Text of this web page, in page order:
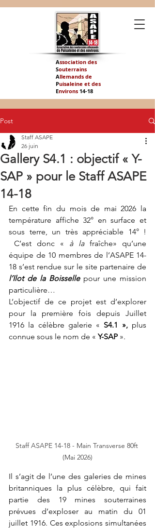
Association des
Souterrains
Allemands de
Puisaleine et des
Environs 14-18
Post
Gallery S4.1 : objectif « Y-
SAP » pour le Staff ASAPE
14-18
Staff ASAPE
26 juin
En cette fin du mois de mai 2026 la
température affiche 32° en surface et
sous terre, un très appréciable 14° !
C’est donc « à la fraîche» qu’une
équipe de 10 membres de l’ASAPE 14-
l’Ilot de la Boisselle pour une mission
particulière…
L’objectif de ce projet est d’explorer
pour la première fois depuis Juillet
1916 la célèbre galerie « S4.1 », plus
connue sous le nom de « Y-SAP ».
Staff ASAPE 14-18 - Main Transverse 80ft
(Mai 2026)
Il s’agit de l’une des galeries de mines
britanniques la plus célèbre, qui fait
partie des 19 mines souterraines
prévues d’exploser au matin du 01
juillet 1916. Ces explosions simultanées